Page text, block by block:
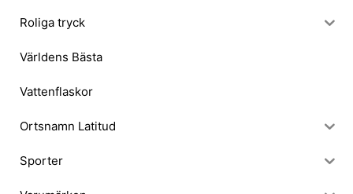
Roliga tryck
Världens Bästa
Vattenflaskor
Ortsnamn Latitud
Sporter